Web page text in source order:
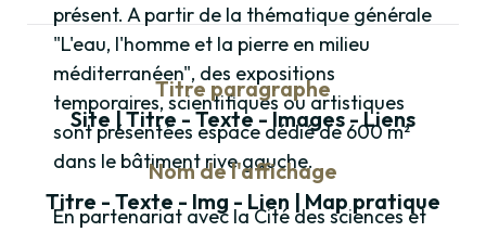
présent. A partir de la thématique générale
"L'eau, l'homme et la pierre en milieu
méditerranéen", des expositions
temporaires, scientifiques ou artistiques
sont présentées espace dédié de 600 m²
dans le bâtiment rive gauche.
En partenariat avec la Cité des sciences et
Titre paragraphe
Site | Titre - Texte - Images - Liens
Nom de l'affichage
Titre - Texte - Img - Lien | Map pratique